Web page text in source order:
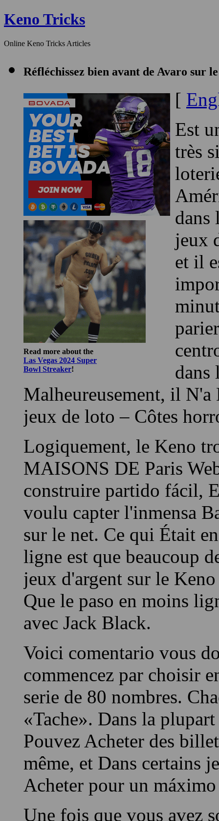
Keno Tricks
Réfléchissez bien
Bowl Streaker!
[
Est
très
dans
jeux
et il
dans
Malheureusement, il N'a
jeux de loto – Côtes
Logiquement, le Keno
MAISONS DE Paris
construire partido fácil,
voulu capter l'inmensa
sur le net. Ce qui Était
ligne est que beaucoup
jeux d'argent sur le
Que le paso en moins
avec Jack Black.
Voici comentario vous
commencez par choisir
serie de 80 nombres.
«Tache». Dans la
Pouvez Acheter des
même, et Dans certains
Acheter pour un